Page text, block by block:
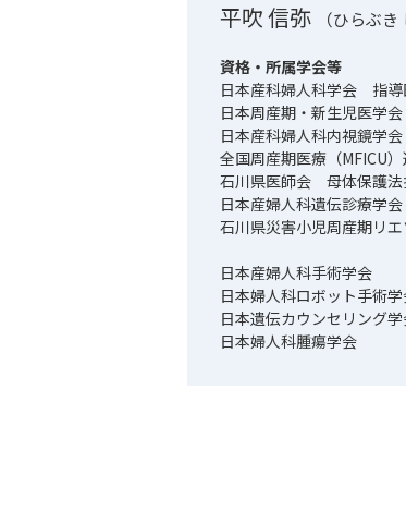
平吹 信弥 （ひらぶき
資格・所属学会等
日本産科婦人科学会 指導
日本周産期・新生児医学
日本産科婦人科内視鏡学
全国周産期医療（MFICU
石川県医師会 母体保護
日本産婦人科遺伝診療学
石川県災害小児周産期リエ
日本産婦人科手術学会
日本婦人科ロボット手術
日本遺伝カウンセリング
日本婦人科腫瘍学会